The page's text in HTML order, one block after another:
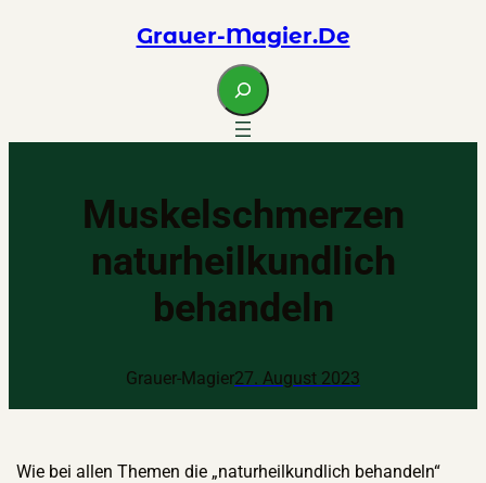
Grauer-Magier.de
S
e
h
Muskelschmerzen
naturheilkundlich
behandeln
Grauer-Magier27. August 2023
Wie bei allen Themen die „naturheilkundlich behandeln“